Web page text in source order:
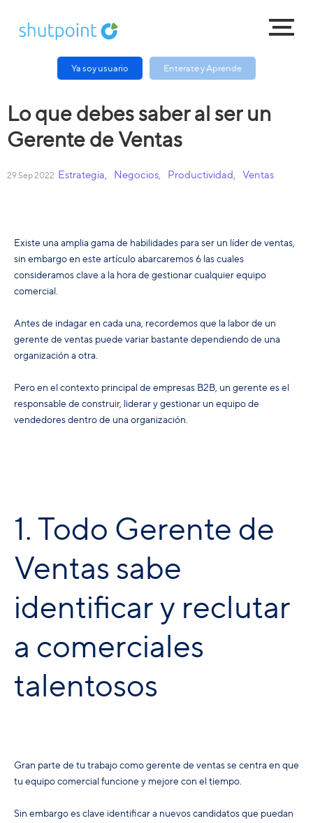
Ya soy usuario Enterate y Aprende
Lo que debes saber al ser un
Gerente de Ventas
29 Sep 2022 Estrategia Negocios Productividad Ventas
Existe una amplia gama de habilidades para ser un líder de ventas,
sin embargo en este artículo abarcaremos 6 las cuales
consideramos clave a la hora de gestionar cualquier equipo
comercial.
Antes de indagar en cada una, recordemos que la labor de un
gerente de ventas puede variar bastante dependiendo de una
organización a otra.
Pero en el contexto principal de empresas B2B, un gerente es el
responsable de construir, liderar y gestionar un equipo de
vendedores dentro de una organización.
1. Todo Gerente de
Ventas sabe
identificar y reclutar
a comerciales
talentosos
Gran parte de tu trabajo como gerente de ventas se centra en que
tu equipo comercial funcione y mejore con el tiempo.
Sin embargo es clave identificar a nuevos candidatos que puedan